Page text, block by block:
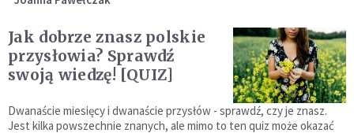
Jak dobrze znasz polskie
przysłowia? Sprawdź
swoją wiedzę! [QUIZ]
Dwanaście miesięcy i dwanaście przysłów - sprawdź, czy je znasz.
Jest kilka powszechnie znanych, ale mimo to ten quiz może okazać